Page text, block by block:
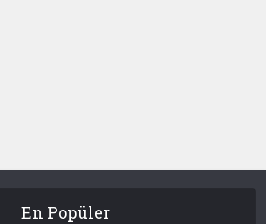
En Popüler